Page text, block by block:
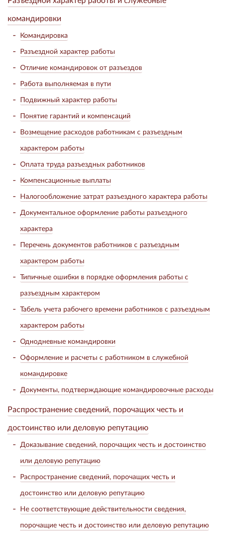
командировки
Командировка
Разъездной характер работы
Отличие командировок от разъездов
Работа выполняемая в пути
Подвижный характер работы
Понятие гарантий и компенсаций
Возмещение расходов работникам с разъездным
характером работы
Оплата труда разъездных работников
Компенсационные выплаты
Налогообложение затрат разъездного характера работы
Документальное оформление работы разъездного
характера
Перечень документов работников с разъездным
характером работы
Типичные ошибки в порядке оформления работы с
разъездным характером
Табель учета рабочего времени работников с разъездным
характером работы
Однодневные командировки
Оформление и расчеты с работником в служебной
командировке
Документы, подтверждающие командировочные расходы
Распространение сведений, порочащих честь и
достоинство или деловую репутацию
Доказывание сведений, порочащих честь и достоинство
или деловую репутацию
Распространение сведений, порочащих честь и
достоинство или деловую репутацию
Не соответствующие действительности сведения,
порочащие честь и достоинство или деловую репутацию